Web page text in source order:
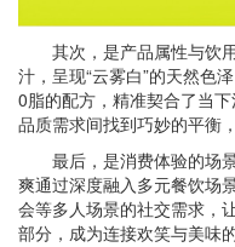
其次，是产品属性与饮
汁，呈现“云雾白”的天然色
0脂的配方，精准契合了当
品质需求间找到巧妙的平衡
最后，是消费体验的场
爽通过深度融入多元餐饮场
会等多人场景的社交需求，
部分，成为连接欢笑与美味